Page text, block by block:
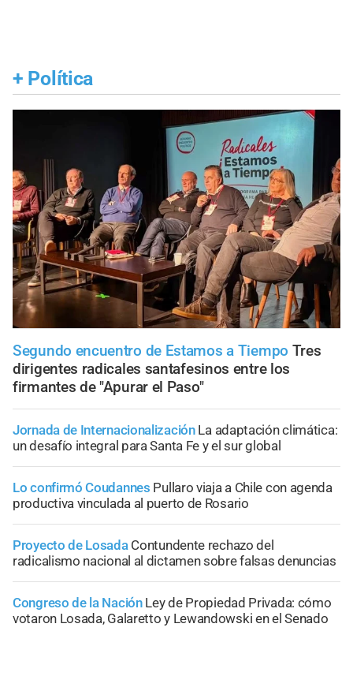
+ Política
Segundo encuentro de Estamos a Tiempo Tres
dirigentes radicales santafesinos entre los
firmantes de "Apurar el Paso"
Jornada de Internacionalización La adaptación climática:
un desafío integral para Santa Fe y el sur global
Lo confirmó Coudannes Pullaro viaja a Chile con agenda
productiva vinculada al puerto de Rosario
Proyecto de Losada Contundente rechazo del
radicalismo nacional al dictamen sobre falsas denuncias
Congreso de la Nación Ley de Propiedad Privada: cómo
votaron Losada, Galaretto y Lewandowski en el Senado